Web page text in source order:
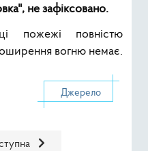
не зафіксовано.
пожежі повністю
вогню немає.
зоні
стаття: МАГАТЕ
Джерело